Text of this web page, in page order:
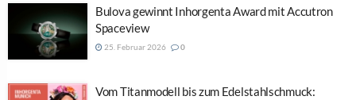
Bulova gewinnt Inhorgenta Award mit Accutron
Spaceview
25. Februar 2026 0
Vom Titanmodell bis zum Edelstahlschmuck: